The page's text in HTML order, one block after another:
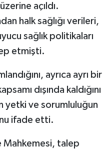
açıldı.
halk sağlığı verileri,
sağlık politikaları
etmişti.
ayrıca ayrı bir
dışında kaldığını
yetki ve sorumluluğun
ifade etti.
Mahkemesi, talep